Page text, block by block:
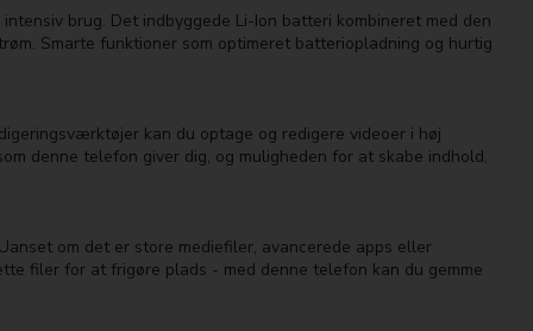
brug. Det indbyggede Li-Ion batteri kombineret med den
Smarte funktioner som optimeret batteriopladning og hurtig
kan du optage og redigere videoer i høj
denne telefon giver dig, og muligheden for at skabe indhold,
om det er store mediefiler, avancerede apps eller
filer for at frigøre plads - med denne telefon kan du gemme